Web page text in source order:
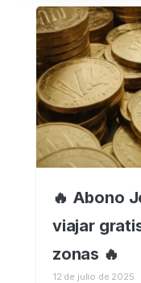
🔥 Abono
viajar
zonas 🔥
12 de julio de 2025